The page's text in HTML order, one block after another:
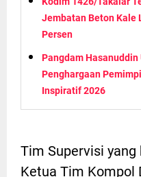
Jembatan Beton Kale
Persen
Pangdam Hasanuddin
Penghargaan
Inspiratif 2026
Tim Supervisi
Ketua Tim Kompol